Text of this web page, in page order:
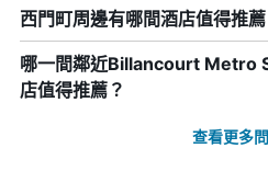
西門町周邊有哪間酒店值得推薦
哪一間鄰近Billancourt Metro
店值得推薦？
查看更多